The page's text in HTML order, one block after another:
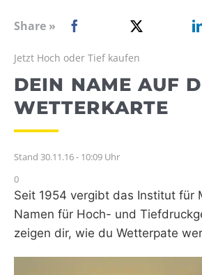
WEBRADIO
Share »
Jetzt Hoch oder Tief kaufen
DEIN NAME AUF
WETTERKARTE
Stand 30.11.16 - 10:09 Uhr
0
Seit 1954 vergibt das Institut für
Namen für Hoch- und
zeigen dir, wie du Wetterpate